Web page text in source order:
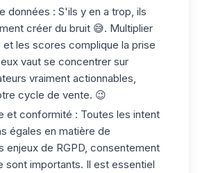
données : S'ils y en a trop, ils
créer du bruit 😅. Multiplier
et les scores complique la prise
vaut se concentrer sur
vraiment actionnables,
cycle de vente. 😉
et conformité : Toutes les intent
égales en matière de
enjeux de RGPD, consentement
sont importants. Il est essentiel